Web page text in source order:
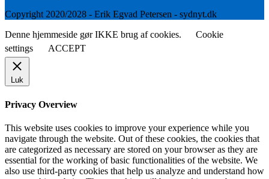
Copyright 2020/2028 - Erik Egvad Petersen - sydnyt.dk
Denne hjemmeside gør IKKE brug af cookies.
Cookie
settings
ACCEPT
Luk
Privacy Overview
This website uses cookies to improve your experience while you
navigate through the website. Out of these cookies, the cookies that
are categorized as necessary are stored on your browser as they are
essential for the working of basic functionalities of the website. We
also use third-party cookies that help us analyze and understand how